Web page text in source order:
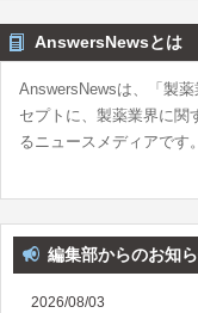
AnswersNewsとは
AnswersNewsは、「製
セプトに、製薬業界に関
るニュースメディアです。
編集部からのお知
2026/08/03